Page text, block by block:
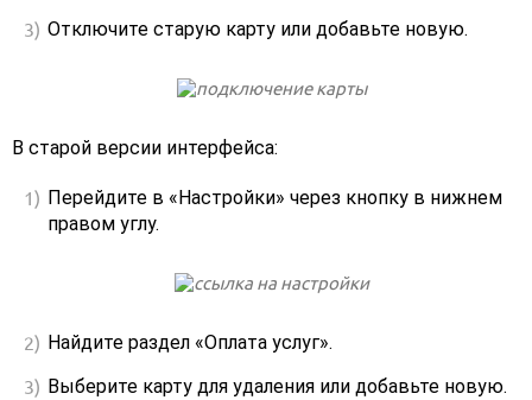
Отключите старую карту или добавьте новую.
В старой версии интерфейса:
Перейдите в «Настройки» через кнопку в нижнем
правом углу.
Найдите раздел «Оплата услуг».
Выберите карту для удаления или добавьте новую.